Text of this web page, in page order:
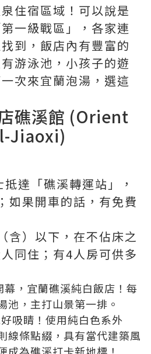
住宿區域！可以說是
一級戰區」，各家連
到，飯店內有豐富的
游泳池，小孩子的遊
次來宜蘭泡湯，選這
礁溪館 (Orient
Jiaoxi)
抵達「礁溪轉運站」，
如果開車的話，有免費
含）以下，在不佔床之
同住；有4人房可供多
幕，宜蘭礁溪純白飯店！每
池，主打山景第一排。
吸睛！使用純白色系外
線條點綴，具有當代建築風